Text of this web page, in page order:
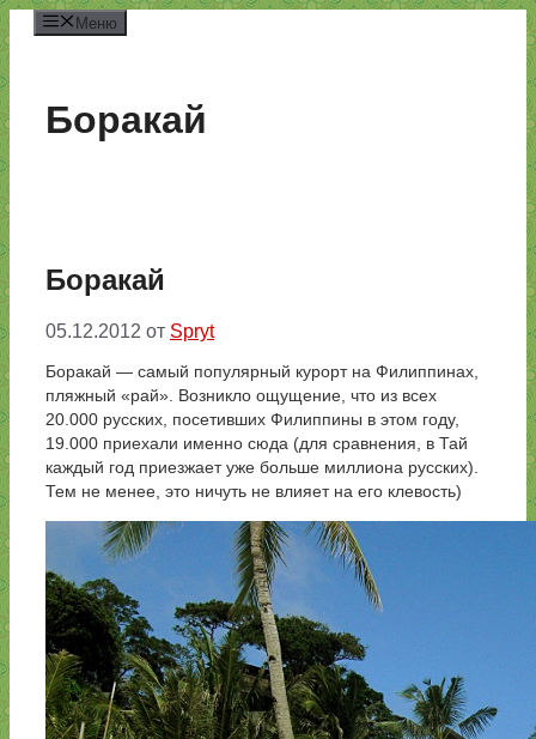
Перейти
к
содержимому
Меню
Боракай
Боракай
05.12.2012 от Spryt
Боракай — самый популярный курорт на Филиппинах,
пляжный «рай». Возникло ощущение, что из всех
20.000 русских, посетивших Филиппины в этом году,
19.000 приехали именно сюда (для сравнения, в Тай
каждый год приезжает уже больше миллиона русских).
Тем не менее, это ничуть не влияет на его клевость)